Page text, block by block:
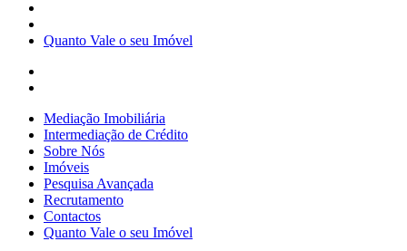
Quanto Vale o seu Imóvel
Mediação Imobiliária
Intermediação de Crédito
Sobre Nós
Imóveis
Pesquisa Avançada
Recrutamento
Contactos
Quanto Vale o seu Imóvel